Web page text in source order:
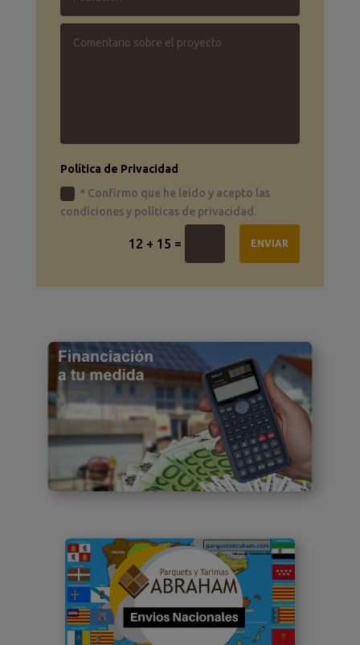
Política de Privacidad
* Confirmo que he leído y acepto las
condiciones y políticas de privacidad.
12 + 15 = ENVIAR